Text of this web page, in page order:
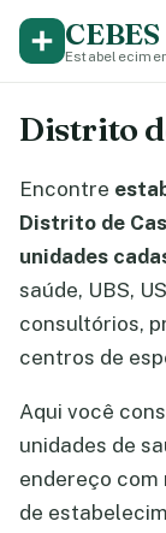
CEBES
Distrito
Encontre
Distrito de
unidades
saúde, UBS,
consultórios,
centros de
Aqui você
unidades de
endereço
de